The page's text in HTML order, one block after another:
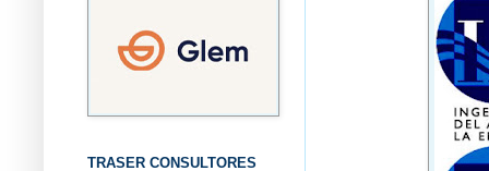
TRASER CONSULTORES